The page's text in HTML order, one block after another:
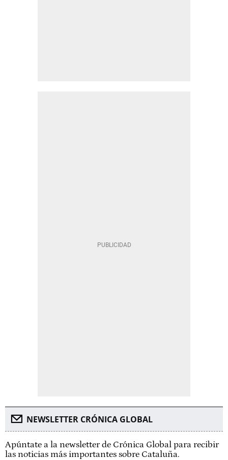
NEWSLETTER CRÓNICA GLOBAL
Apúntate a la newsletter de Crónica Global para recibir
las noticias más importantes sobre Cataluña.